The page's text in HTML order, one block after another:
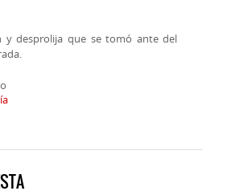
y desprolija que se tomó ante del